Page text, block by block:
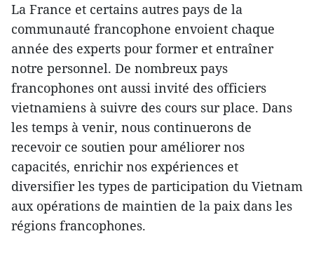
La France et certains autres pays de la
communauté francophone envoient chaque
année des experts pour former et entraîner
notre personnel. De nombreux pays
francophones ont aussi invité des officiers
vietnamiens à suivre des cours sur place. Dans
les temps à venir, nous continuerons de
recevoir ce soutien pour améliorer nos
capacités, enrichir nos expériences et
diversifier les types de participation du Vietnam
aux opérations de maintien de la paix dans les
régions francophones.